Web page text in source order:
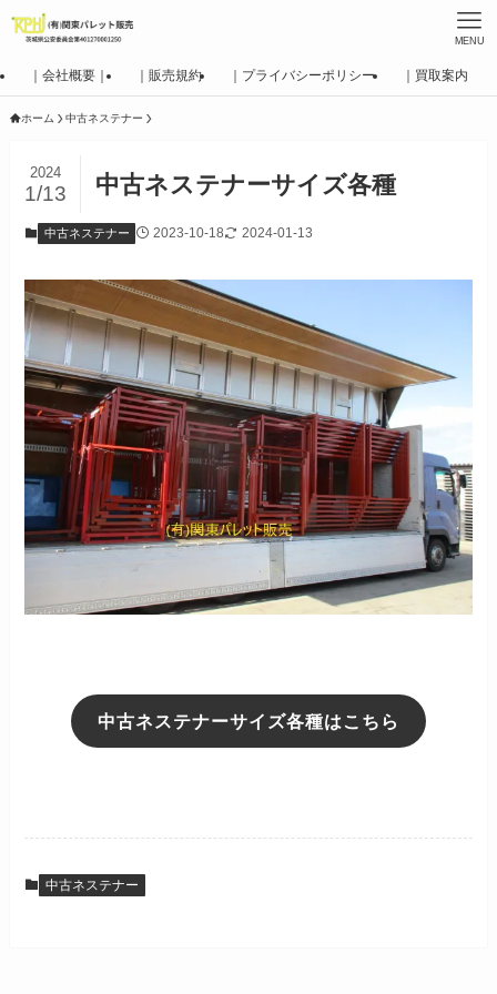
MENU
｜会社概要｜ ｜販売規約 ｜プライバシーポリシー ｜買取案内
ホーム 中古ネステナー
中古ネステナーサイズ各種
2024
1/13
中古ネステナー 2023-10-18 2024-01-13
中古ネステナーサイズ各種はこちら
中古ネステナー